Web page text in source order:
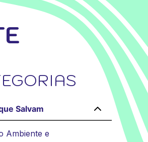
Salvam
Ambiente e